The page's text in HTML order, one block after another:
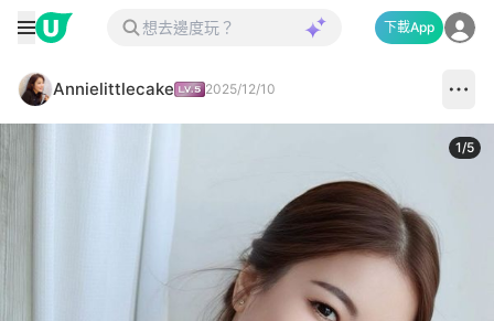
下載App
Annielittlecake 2025/12/10
1/5